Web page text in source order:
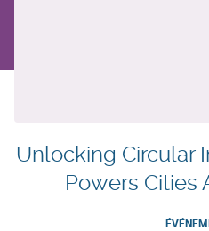
Unlocking Circular
Powers Cities